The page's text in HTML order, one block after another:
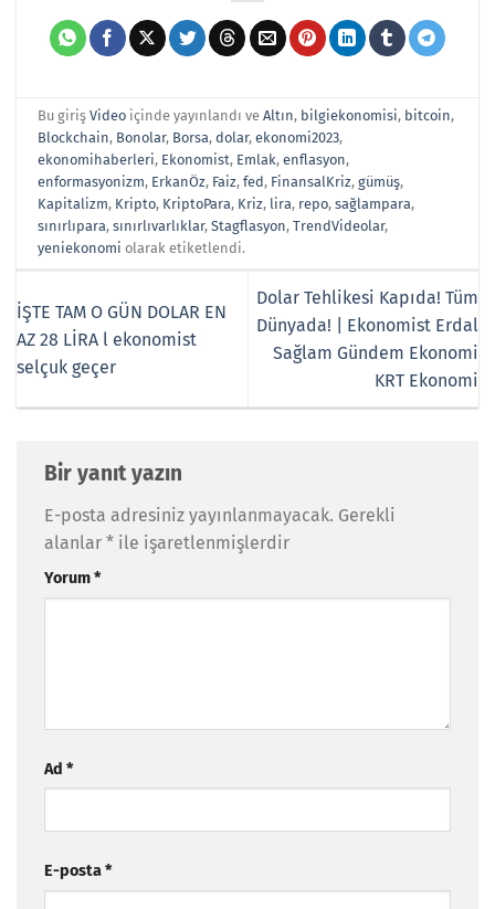
Bu girişVideo içinde yayınlandı veAltın, bilgiekonomisi, bitcoin,
Blockchain, Bonolar, Borsa,dolar,ekonomi2023,
ekonomihaberleri, Ekonomist, Emlak,enflasyon,
enformasyonizm, ErkanÖz, Faiz,fed, FinansalKriz,gümüş,
Kapitalizm, Kripto, KriptoPara, Kriz, lira, repo,sağlampara,
sınırlıpara,sınırlıvarlıklar,Stagflasyon,TrendVideolar,
yeniekonomi olarak etiketlendi.
İŞTE TAM O GÜN DOLAR EN
AZ 28 LİRA l ekonomist
selçuk geçer
Dolar Tehlikesi Kapıda! Tüm
Dünyada! | Ekonomist Erdal
Sağlam Gündem Ekonomi
KRT Ekonomi
Bir yanıt yazın
E-posta adresiniz yayınlanmayacak. Gerekli
alanlar * ile işaretlenmişlerdir
Yorum*
Ad *
E-posta*